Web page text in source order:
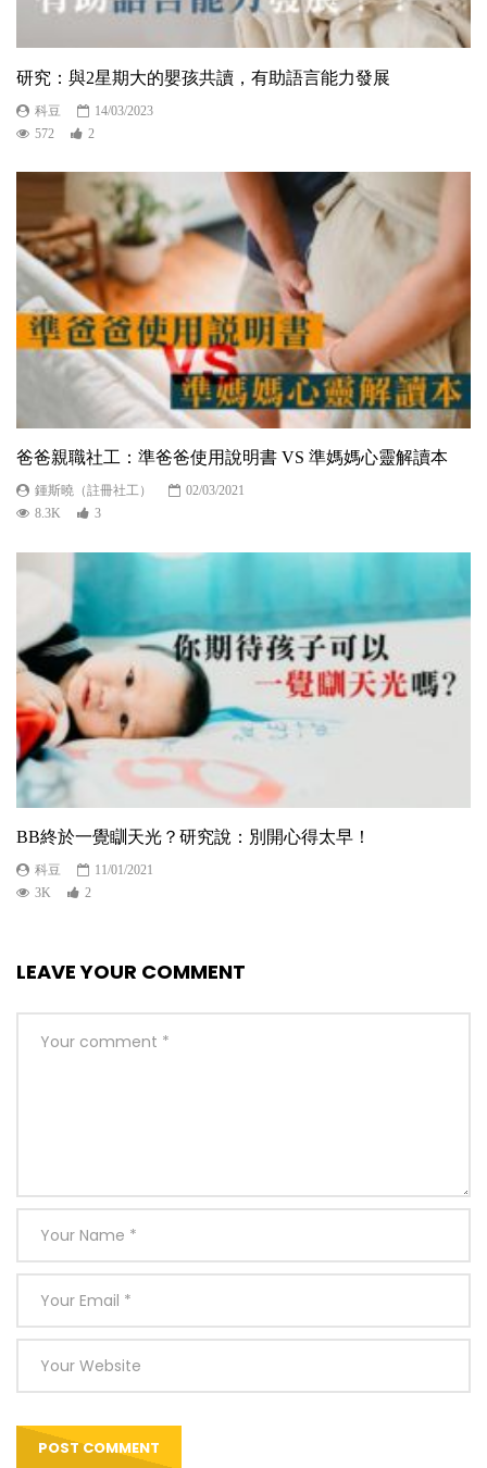
研究：與2星期大的嬰孩共讀，有助語言能力發展
科豆
14/03/2023
572
2
爸爸親職社工：準爸爸使用說明書 VS 準媽媽心靈解讀本
鍾斯曉（註冊社工）
02/03/2021
8.3K
3
BB終於一覺瞓天光？研究說：別開心得太早！
科豆
11/01/2021
3K
2
LEAVE YOUR COMMENT